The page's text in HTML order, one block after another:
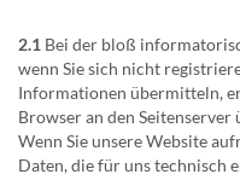
2.1 Bei der bloß
wenn Sie sich nicht
Informationen übermitteln,
Browser an den Seitenserver
Wenn Sie unsere Website
Daten, die für uns technisch